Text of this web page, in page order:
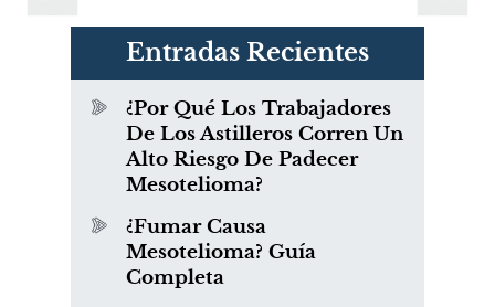
Entradas Recientes
¿Por Qué Los Trabajadores
De Los Astilleros Corren Un
Alto Riesgo De Padecer
Mesotelioma?
¿Fumar Causa
Mesotelioma? Guía
Completa